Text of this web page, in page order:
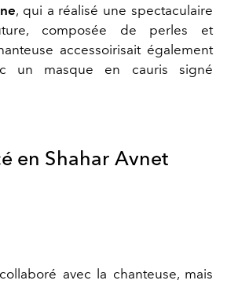
, qui a réalisé une spectaculaire
composée de perles et
accessoirisait également
un masque en cauris signé
en Shahar Avnet
avec la chanteuse, mais